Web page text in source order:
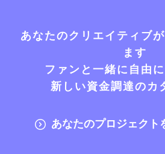
あなたのクリエイティブ
ます
ファンと一緒に自由
新しい資金調達のカ
あなたのプロジェクト